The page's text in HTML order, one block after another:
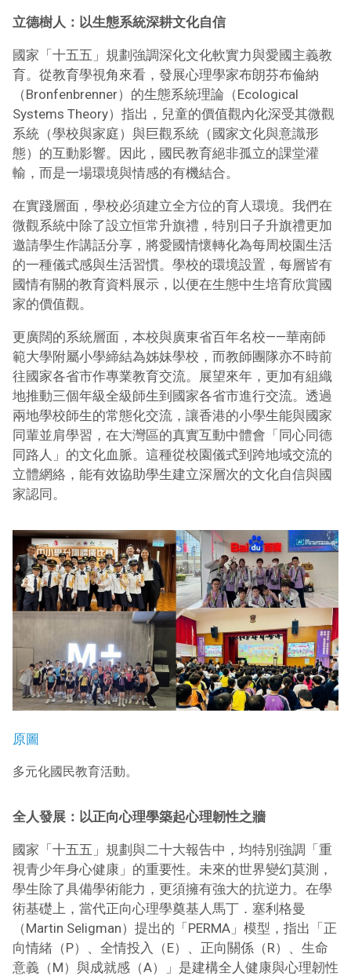
立德樹人：以生態系統深耕文化自信
國家「十五五」規劃強調深化文化軟實力與愛國主義教
育。從教育學視角來看，發展心理學家布朗芬布倫納
（Bronfenbrenner）的生態系統理論（Ecological
Systems Theory）指出，兒童的價值觀內化深受其微觀
系統（學校與家庭）與巨觀系統（國家文化與意識形
態）的互動影響。因此，國民教育絕非孤立的課堂灌
輸，而是一場環境與情感的有機結合。
在實踐層面，學校必須建立全方位的育人環境。我們在
微觀系統中除了設立恒常升旗禮，特別日子升旗禮更加
邀請學生作講話分享，將愛國情懷轉化為每周校園生活
的一種儀式感與生活習慣。學校的環境設置，每層皆有
國情有關的教育資料展示，以便在生態中生培育欣賞國
家的價值觀。
更廣闊的系統層面，本校與廣東省百年名校——華南師
範大學附屬小學締結為姊妹學校，而教師團隊亦不時前
往國家各省市作專業教育交流。展望來年，更加有組織
地推動三個年級全級師生到國家各省市進行交流。透過
兩地學校師生的常態化交流，讓香港的小學生能與國家
同輩並肩學習，在大灣區的真實互動中體會「同心同德
同路人」的文化血脈。這種從校園儀式到跨地域交流的
立體網絡，能有效協助學生建立深層次的文化自信與國
家認同。
原圖
多元化國民教育活動。
全人發展：以正向心理學築起心理韌性之牆
國家「十五五」規劃與二十大報告中，均特別強調「重
視青少年身心健康」的重要性。未來的世界變幻莫測，
學生除了具備學術能力，更須擁有強大的抗逆力。在學
術基礎上，當代正向心理學奠基人馬丁．塞利格曼
（Martin Seligman）提出的「PERMA」模型，指出「正
向情緒（P）、全情投入（E）、正向關係（R）、生命
意義（M）與成就感（A）」是建構全人健康與心理韌性